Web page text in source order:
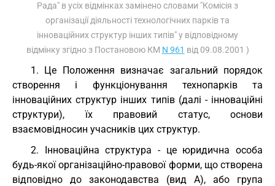
Рада" в усіх відмінках замінено словами "Комісія з
організації діяльності технологічних парків та
інноваційних структур інших типів" у відповідному
відмінку згідно з Постановою КМ N 961 від 09.08.2001 )
1. Це Положення визначає загальний порядок
створення і функціонування технопарків та
інноваційних структур інших типів (далі - інноваційні
структури), їх правовий статус, основи
взаємовідносин учасників цих структур.
2. Інноваційна структура - це юридична особа
будь-якої організаційно-правової форми, що створена
відповідно до законодавства (вид А), або група